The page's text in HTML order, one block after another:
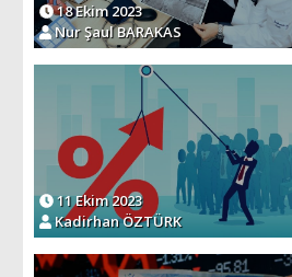
18 Ekim 2023
Nur Şaul BARAKAS
11 Ekim 2023
Kadirhan ÖZTÜRK